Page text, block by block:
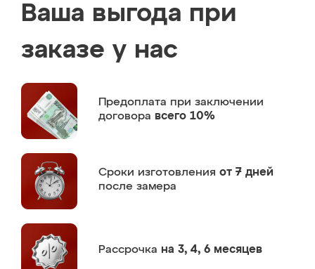
Ваша выгода при
заказе у нас
Предоплата при заключении
договора всего 10%
Сроки изготовления от 7 дней
после замера
Рассрочка на 3, 4, 6 месяцев